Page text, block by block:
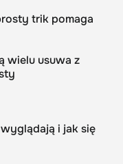
trik pomaga
wielu usuwa z
i jak się